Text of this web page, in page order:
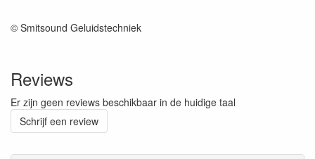
© Smitsound Geluidstechniek
Reviews
Er zijn geen reviews beschikbaar in de huidige taal
Schrijf een review